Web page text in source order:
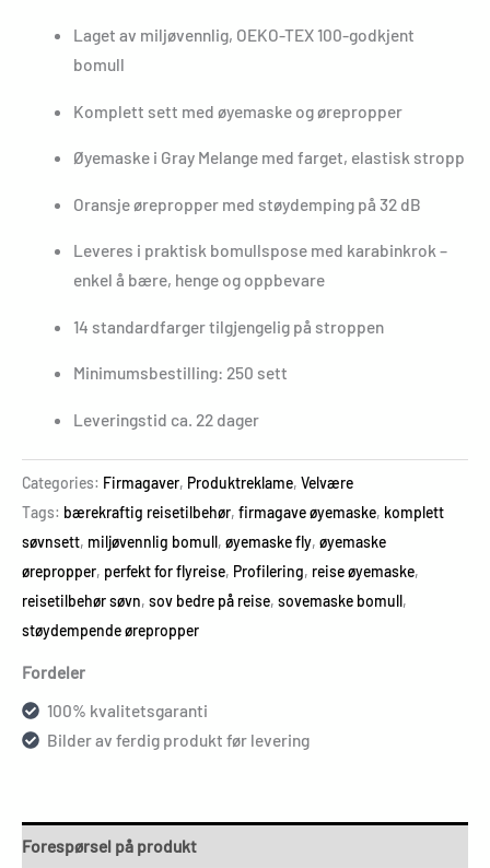
Laget av miljøvennlig, OEKO-TEX 100-godkjent
bomull
Komplett sett med øyemaske og ørepropper
Øyemaske i Gray Melange med farget, elastisk stropp
Oransje ørepropper med støydemping på 32 dB
Leveres i praktisk bomullspose med karabinkrok –
enkel å bære, henge og oppbevare
14 standardfarger tilgjengelig på stroppen
Minimumsbestilling: 250 sett
Leveringstid ca. 22 dager
Categories: Firmagaver, Produktreklame, Velvære
Tags: bærekraftig reisetilbehør, firmagave øyemaske, komplett
søvnsett, miljøvennlig bomull, øyemaske fly, øyemaske
ørepropper, perfekt for flyreise, Profilering, reise øyemaske,
reisetilbehør søvn, sov bedre på reise, sovemaske bomull,
støydempende ørepropper
Fordeler
100% kvalitetsgaranti
Bilder av ferdig produkt før levering
Forespørsel på produkt